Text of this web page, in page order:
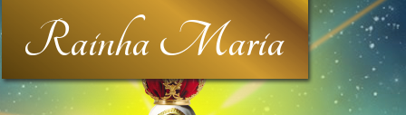
Rainha Maria